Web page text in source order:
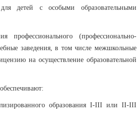
детей с особыми образовательными
профессионального (профессионально-
заведения, в том числе межшкольные
на осуществление образовательной
образования I-III или II-III